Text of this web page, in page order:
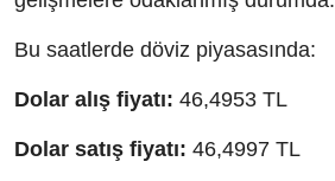
Bu saatlerde döviz piyasasında:
Dolar alış fiyatı: 46,4953 TL
Dolar satış fiyatı: 46,4997 TL